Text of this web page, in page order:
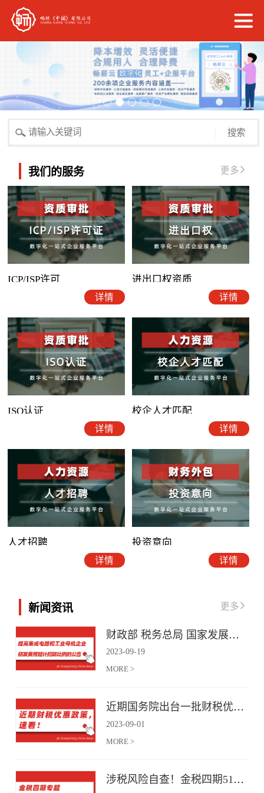
搜索
我们的服务 更多
ICP/ISP许可
详情
进出口权资质
详情
ISO认证
详情
校企人才匹配
详情
人才招聘
详情
投资意向
详情
新闻资讯 更多
财政部 税务总局 国家发展改革委 工业和信息化部关于提高集成电路和工业母机企业研发费用加计扣除比例的公告
2023-09-19
MORE >
近期国务院出台一批财税优惠政策，速看！
2023-09-01
MORE >
涉税风险自查！金税四期51项风险提示！